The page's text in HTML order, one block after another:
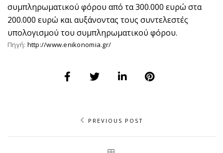
συμπληρωματικού φόρου από τα 300.000 ευρώ στα
200.000 ευρώ και αυξάνοντας τους συντελεστές
υπολογισμού του συμπληρωματικού φόρου.
Πηγή: http://www.enikonomia.gr/
PREVIOUS POST